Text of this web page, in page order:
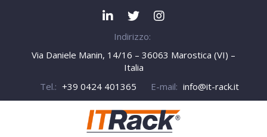
Indirizzo:
Via Daniele Manin, 14/16 – 36063 Marostica (VI) –
Italia
Tel.: +39 0424 401365 E-mail: info@it-rack.it